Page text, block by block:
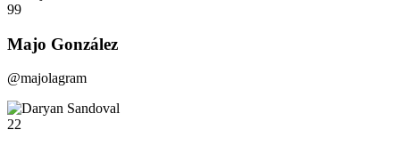
99
Majo González
@majolagram
22